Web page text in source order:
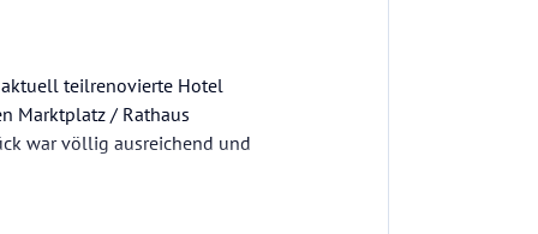
aktuell teilrenovierte Hotel
Marktplatz / Rathaus
war völlig ausreichend und